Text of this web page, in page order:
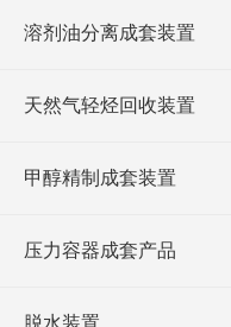
溶剂油分离成套装置
天然气轻烃回收装置
甲醇精制成套装置
压力容器成套产品
脱水装置